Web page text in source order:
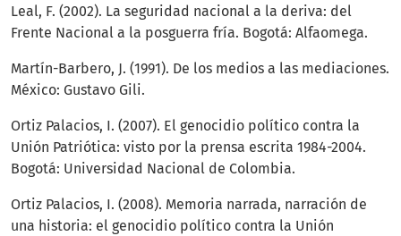
Leal, F. (2002). La seguridad nacional a la deriva: del
Frente Nacional a la posguerra fría. Bogotá: Alfaomega.
Martín-Barbero, J. (1991). De los medios a las mediaciones.
México: Gustavo Gili.
Ortiz Palacios, I. (2007). El genocidio político contra la
Unión Patriótica: visto por la prensa escrita 1984-2004.
Bogotá: Universidad Nacional de Colombia.
Ortiz Palacios, I. (2008). Memoria narrada, narración de
una historia: el genocidio político contra la Unión